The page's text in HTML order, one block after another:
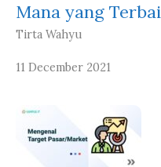
Mana yang
Tirta Wahyu
11 December 2021